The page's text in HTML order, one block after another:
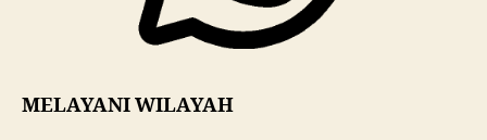
MELAYANI WILAYAH